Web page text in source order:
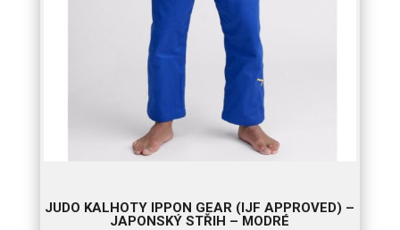
JUDO KALHOTY IPPON GEAR (IJF APPROVED) –
JAPONSKÝ STŘIH – MODRÉ